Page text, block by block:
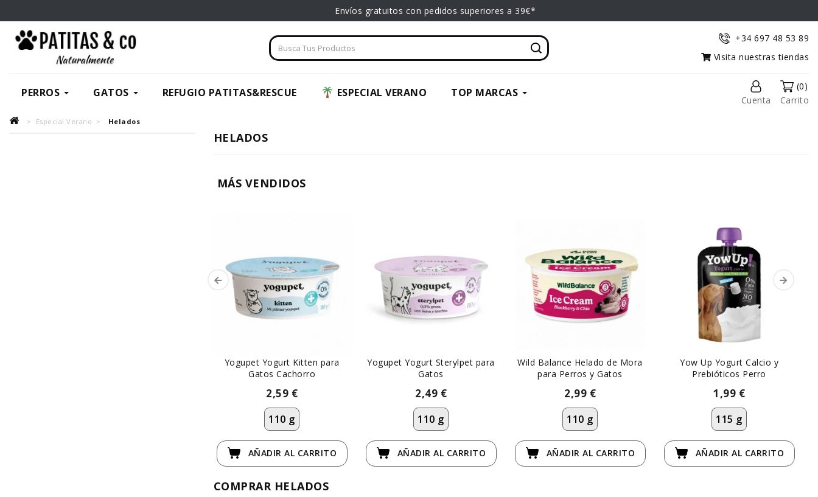
Envíos gratuitos con pedidos superiores a 39€*
+34 697 48 53 89
Visita nuestras tiendas
PERROS GATOS REFUGIO PATITAS&RESCUE ESPECIAL VERANO TOP MARCAS
Cuenta
(0)
Carrito
Especial Verano Helados
HELADOS
MÁS VENDIDOS
Yogupet Yogurt Kitten para
Gatos Cachorro
2,59 €
110 g
AÑADIRAL CARRITO
Yogupet Yogurt Sterylpet para
Gatos
2,49 €
110 g
AÑADIRAL CARRITO
Wild Balance Helado de Mora
para Perros y Gatos
2,99 €
110 g
AÑADIRAL CARRITO
Yow Up Yogurt Calcio y
Prebióticos Perro
1,99 €
115 g
AÑADIRAL CARRITO
COMPRAR HELADOS